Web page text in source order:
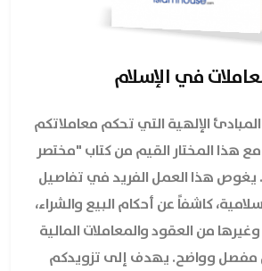
في الإسلام
الإلهية التي تحكم معاملاتكم
مع هذا المختار القيم من كتاب "مختصر
يغوص هذا العمل الفريد في تفاصيل
كاشفاً عن أحكام البيع والشراء،
وغيرها من العقود والمعاملات المالية
مفصل وواضح. يهدف إلى تزويدكم